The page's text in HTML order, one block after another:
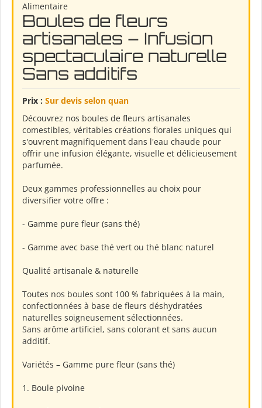
Alimentaire
Boules de fleurs
artisanales – Infusion
spectaculaire naturelle
Sans additifs
Prix : Sur devis selon quan
Découvrez nos boules de fleurs artisanales
comestibles, véritables créations florales uniques qui
s'ouvrent magnifiquement dans l'eau chaude pour
offrir une infusion élégante, visuelle et délicieusement
parfumée.
Deux gammes professionnelles au choix pour
diversifier votre offre :
- Gamme pure fleur (sans thé)
- Gamme avec base thé vert ou thé blanc naturel
Qualité artisanale & naturelle
Toutes nos boules sont 100 % fabriquées à la main,
confectionnées à base de fleurs déshydratées
naturelles soigneusement sélectionnées.
Sans arôme artificiel, sans colorant et sans aucun
additif.
Variétés – Gamme pure fleur (sans thé)
1. Boule pivoine